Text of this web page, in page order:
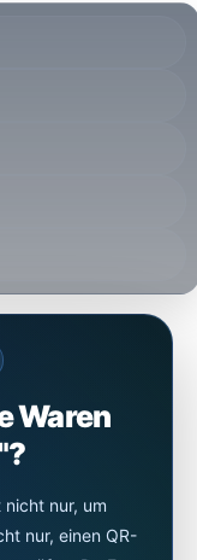
Waren
nur, um
nur, einen QR-